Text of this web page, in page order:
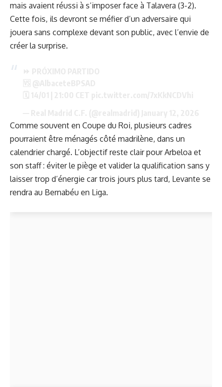
mais avaient réussi à s’imposer face à Talavera (3-2).
Cette fois, ils devront se méfier d’un adversaire qui
jouera sans complexe devant son public, avec l’envie de
créer la surprise.
Comme souvent en Coupe du Roi, plusieurs cadres
pourraient être ménagés côté madrilène, dans un
calendrier chargé. L’objectif reste clair pour Arbeloa et
son staff : éviter le piège et valider la qualification sans y
laisser trop d’énergie car trois jours plus tard, Levante se
rendra au Bernabéu en Liga.